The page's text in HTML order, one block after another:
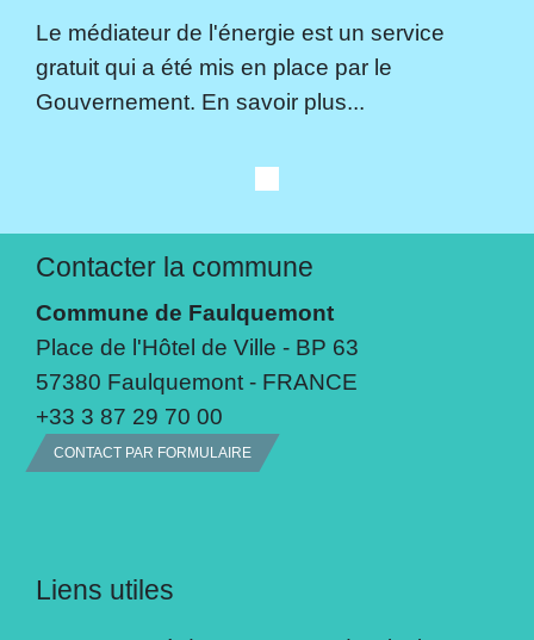
Le médiateur de l'énergie est un service
gratuit qui a été mis en place par le
Gouvernement. En savoir plus...
Contacter la commune
Commune de Faulquemont
Place de l'Hôtel de Ville - BP 63
57380 Faulquemont - FRANCE
+33 3 87 29 70 00
CONTACT PAR FORMULAIRE
Liens utiles